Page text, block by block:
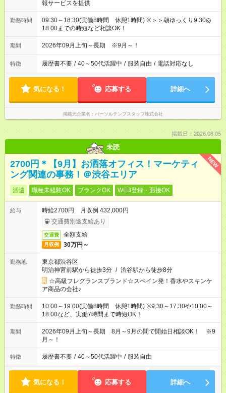
報サービスを提供
勤務時間
09:30～18:30(実働8時間 休憩1時間) ※＞＞朝ゆっくり9:30◎
18:00までの時短など相談OK！
期間 2026年09月上旬～長期 ※9月～！
特徴 履歴書不要 / 40～50代活躍中 / 服装自由 / 電話対応なし
気になる！ 応募する 詳細へ
掲載元企業名 パーソルテンプスタッフ株式会社
掲載日：2026.08.05
未読
NEW
2700円＊【9月】お洒落オフィス！マーケティ
ング関連の事務！＠渋谷エリア
派遣 職種未経験OK ブランクOK WEB登録・面接OK
給与
時給2700円 月収例 432,000円
交通費別途支給あり
交通費 全額支給
月収例 30万円～
勤務地
東京都渋谷区
明治神宮前駅から徒歩3分 / 渋谷駅から徒歩8分
☆高級フレグランスブランド☆スペイン発！香水やスキンケ
ア商品の会社♪
勤務時間
10:00～19:00(実働8時間 休憩1時間) ※9:30～17:30や10:00～
18:00など、実働7時間まで時短OK！
期間
2026年09月上旬～長期 8月～9月の間で開始日相談OK！ ※9
月～！
特徴 履歴書不要 / 40～50代活躍中 / 服装自由
気になる！ 応募する 詳細へ